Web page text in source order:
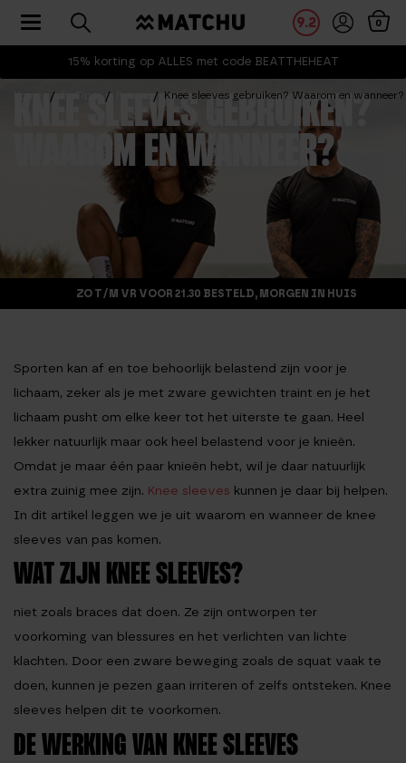
15% korting op ALLES met code BEATTHEHEAT
9.2 0
Toggle navigation
Knee sleeves gebruiken? Waarom en wanneer?
KNEE SLEEVES GEBRUIKEN?
WAAROM EN WANNEER?
ZO T/M VR VOOR 21.30 BESTELD, MORGEN IN HUIS
Sporten kan af en toe behoorlijk belastend zijn voor je
lichaam, zeker als je met zware gewichten traint en je het
lichaam pusht om elke keer tot het uiterste te gaan. Heel
lekker natuurlijk maar ook heel belastend voor je knieën.
Omdat je maar één paar knieën hebt, wil je daar natuurlijk
extra zuinig mee zijn. Knee sleeves kunnen je daar bij helpen.
In dit artikel leggen we je uit waarom en wanneer de knee
sleeves van pas komen.
WAT ZIJN KNEE SLEEVES?
niet zoals braces dat doen. Ze zijn ontworpen ter
voorkoming van blessures en het verlichten van lichte
klachten. Door een zware beweging zoals de squat vaak te
doen, kunnen je pezen gaan irriteren of zelfs ontsteken. Knee
sleeves helpen dit te voorkomen.
DE WERKING VAN KNEE SLEEVES